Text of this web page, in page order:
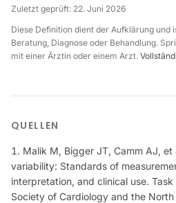
Zuletzt geprüft: 22. Juni 2026
Diese Definition dient der Aufklärung und
Beratung, Diagnose oder Behandlung.
mit einer Ärztin oder einem Arzt.
QUELLEN
Malik M, Bigger JT, Camm AJ,
variability: Standards of
interpretation, and clinical use.
Society of Cardiology and the